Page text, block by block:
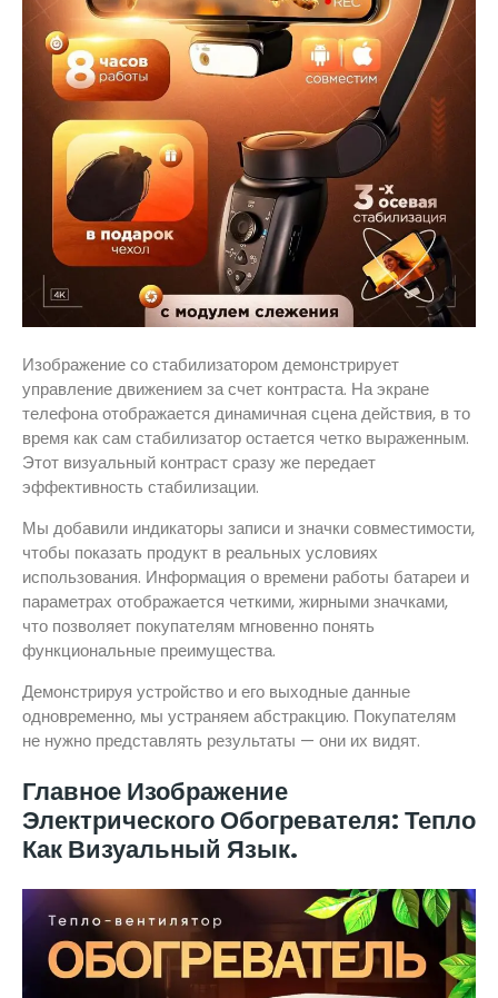
Изображение со стабилизатором демонстрирует
управление движением за счет контраста. На экране
телефона отображается динамичная сцена действия, в то
время как сам стабилизатор остается четко выраженным.
Этот визуальный контраст сразу же передает
эффективность стабилизации.
Мы добавили индикаторы записи и значки совместимости,
чтобы показать продукт в реальных условиях
использования. Информация о времени работы батареи и
параметрах отображается четкими, жирными значками,
что позволяет покупателям мгновенно понять
функциональные преимущества.
Демонстрируя устройство и его выходные данные
одновременно, мы устраняем абстракцию. Покупателям
не нужно представлять результаты — они их видят.
Главное Изображение
Электрического Обогревателя: Тепло
Как Визуальный Язык.